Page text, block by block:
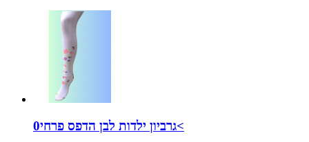
גרביון ילדות לבן הדפס פרחי0<